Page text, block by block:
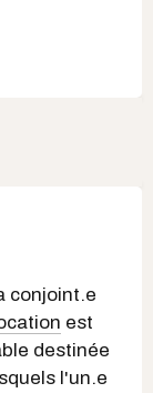
conjoint.e
est
destinée
l'un.e